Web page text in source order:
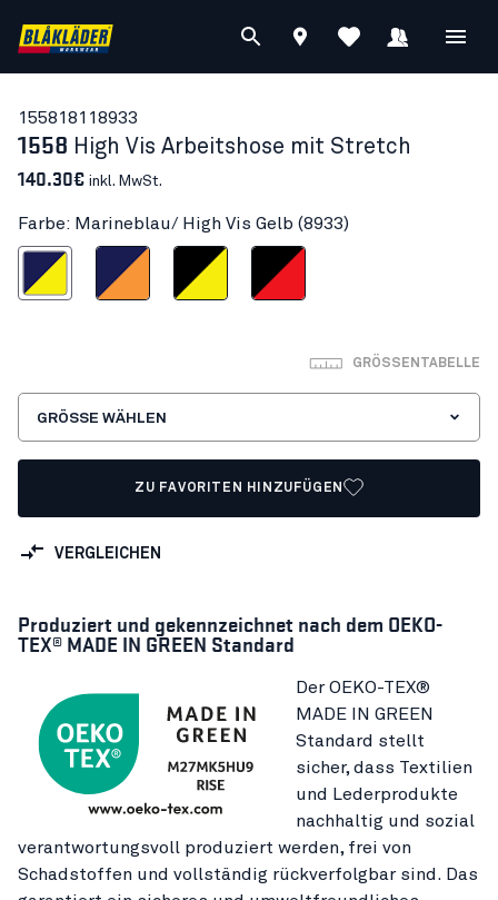
15581811 8933
1558 High Vis Arbeitshose mit Stretch
140.30€ inkl. MwSt.
Farbe: Marineblau/ High Vis Gelb (8933)
High Vis Gelb
Marineblau/Orange
Schwarz/High Vis Gelb
Schwarz/High Vis Rot
GRÖSSENTABELLE
GRÖSSE WÄHLEN
ZU FAVORITEN HINZUFÜGEN
VERGLEICHEN
Produziert und gekennzeichnet nach dem OEKO-
TEX® MADE IN GREEN Standard
Der OEKO-TEX®
MADE IN GREEN
Standard stellt
sicher, dass Textilien
und Lederprodukte
nachhaltig und sozial
verantwortungsvoll produziert werden, frei von
Schadstoffen und vollständig rückverfolgbar sind. Das